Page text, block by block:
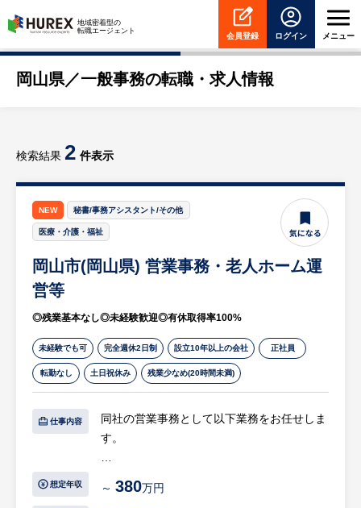
HUREX
地域密着型の
転職エージェント
会員登録 ログイン メニュー
岡山県／一般事務の転職・求人情報
検索結果 2 件表示
NEW 秘書/事務アシスタント/その他
医療・介護・福祉
岡山市(岡山県) 営業事務・老人ホーム運
営等
◎残業基本なし◎未経験歓迎◎有休取得率100%
未経験でも可 完全週休2日制 設立10年以上の会社 正社員
転勤なし 土日祝休み 残業少なめ(20時間未満)
仕事内容
同社の営業事務として以下業務をお任せしま
す。
介護でお困りの方のお問合せを繋ぐことがメ
想定年収 ～ 380万円